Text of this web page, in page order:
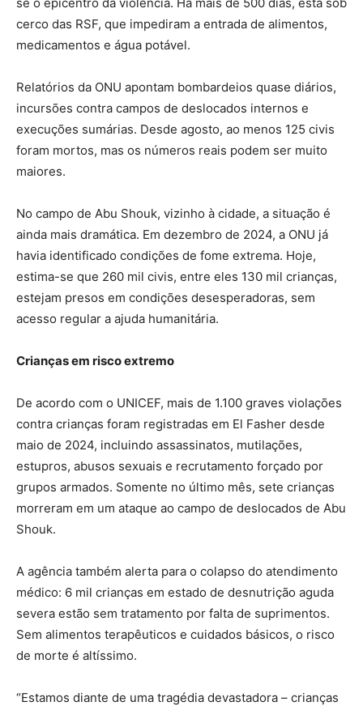
cerco das RSF, que impediram a entrada de alimentos,
medicamentos e água potável.
Relatórios da ONU apontam bombardeios quase diários,
incursões contra campos de deslocados internos e
execuções sumárias. Desde agosto, ao menos 125 civis
foram mortos, mas os números reais podem ser muito
maiores.
No campo de Abu Shouk, vizinho à cidade, a situação é
ainda mais dramática. Em dezembro de 2024, a ONU já
havia identificado condições de fome extrema. Hoje,
estima-se que 260 mil civis, entre eles 130 mil crianças,
estejam presos em condições desesperadoras, sem
acesso regular a ajuda humanitária.
Crianças em risco extremo
De acordo com o UNICEF, mais de 1.100 graves violações
contra crianças foram registradas em El Fasher desde
maio de 2024, incluindo assassinatos, mutilações,
estupros, abusos sexuais e recrutamento forçado por
grupos armados. Somente no último mês, sete crianças
morreram em um ataque ao campo de deslocados de Abu
Shouk.
A agência também alerta para o colapso do atendimento
médico: 6 mil crianças em estado de desnutrição aguda
severa estão sem tratamento por falta de suprimentos.
Sem alimentos terapêuticos e cuidados básicos, o risco
de morte é altíssimo.
“Estamos diante de uma tragédia devastadora – crianças